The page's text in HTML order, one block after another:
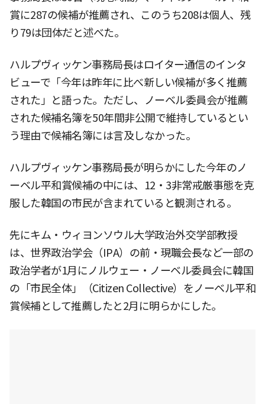
賞に287の候補が推薦され、このうち208は個人、残
り79は団体だと述べた。
ハルプヴィッケン事務局長はロイター通信のインタ
ビューで「今年は昨年に比べ新しい候補が多く推薦
された」と語った。ただし、ノーベル委員会が推薦
された候補名簿を50年間非公開で維持しているとい
う理由で候補名簿には言及しなかった。
ハルプヴィッケン事務局長が明らかにした今年のノ
ーベル平和賞候補の中には、12・3非常戒厳事態を克
服した韓国の市民が含まれていると観測される。
先にキム・ウィヨンソウル大学政治外交学部教授
は、世界政治学会（IPA）の前・現職会長など一部の
政治学者が1月にノルウェー・ノーベル委員会に韓国
の「市民全体」（Citizen Collective）をノーベル平和
賞候補として推薦したと2月に明らかにした。